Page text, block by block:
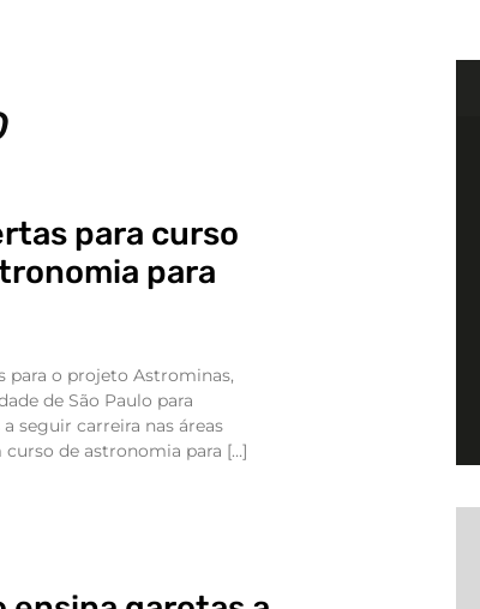
para curso
para
para o projeto Astrominas,
de São Paulo para
seguir carreira nas áreas
de astronomia para […]